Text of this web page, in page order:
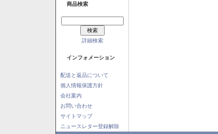
商品検索
詳細検索
インフォメーション
配送と返品について
個人情報保護方針
会社案内
お問い合わせ
サイトマップ
ニュースレター登録解除